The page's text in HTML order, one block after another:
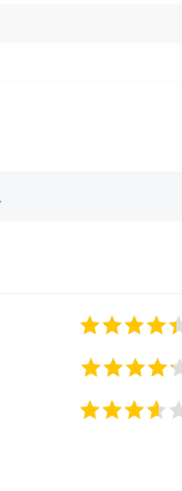
bewertet
bewertet
bewertet